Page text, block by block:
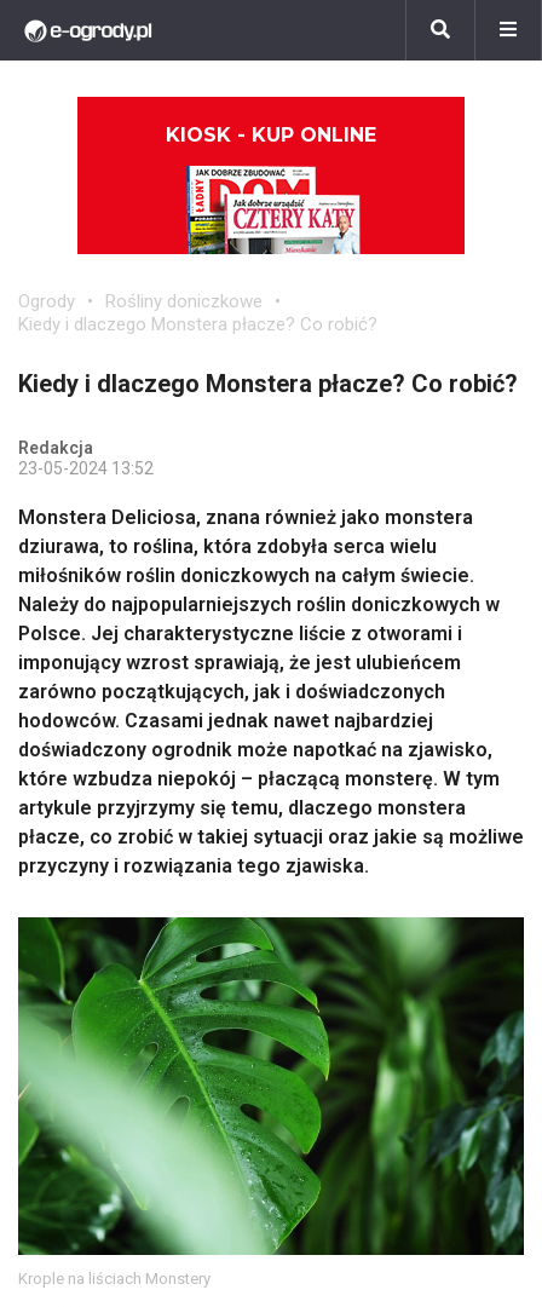
KIOSK - KUP ONLINE
Ogrody
Rośliny doniczkowe
Kiedy i dlaczego Monstera płacze? Co robić?
Kiedy i dlaczego Monstera płacze? Co robić?
Redakcja
23-05-2024 13:52
Monstera Deliciosa, znana również jako monstera
dziurawa, to roślina, która zdobyła serca wielu
miłośników roślin doniczkowych na całym świecie.
Należy do najpopularniejszych roślin doniczkowych w
Polsce. Jej charakterystyczne liście z otworami i
imponujący wzrost sprawiają, że jest ulubieńcem
zarówno początkujących, jak i doświadczonych
hodowców. Czasami jednak nawet najbardziej
doświadczony ogrodnik może napotkać na zjawisko,
które wzbudza niepokój – płaczącą monsterę. W tym
artykule przyjrzymy się temu, dlaczego monstera
płacze, co zrobić w takiej sytuacji oraz jakie są możliwe
przyczyny i rozwiązania tego zjawiska.
Krople na liściach Monstery